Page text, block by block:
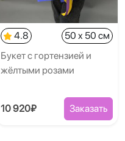
4.8
50 x 50 см
Букет с гортензией и
жёлтыми розами
10 920₽ Заказать